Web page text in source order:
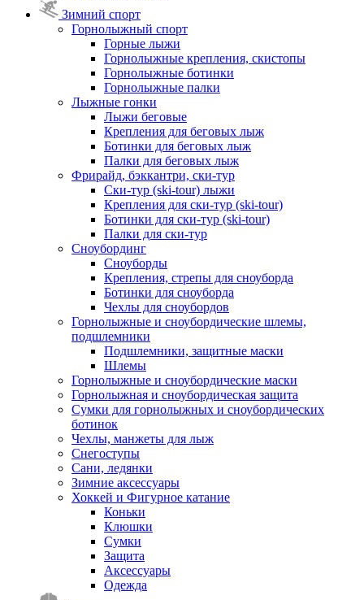
Зимний спорт
Горнолыжный спорт
Горные лыжи
Горнолыжные крепления, скистопы
Горнолыжные ботинки
Горнолыжные палки
Лыжные гонки
Лыжи беговые
Крепления для беговых лыж
Ботинки для беговых лыж
Палки для беговых лыж
Фрирайд, бэккантри, ски-тур
Ски-тур (ski-tour) лыжи
Крепления для ски-тур (ski-tour)
Ботинки для ски-тур (ski-tour)
Палки для ски-тур
Сноубординг
Сноуборды
Крепления, стрепы для сноуборда
Ботинки для сноуборда
Чехлы для сноубордов
Горнолыжные и сноубордические шлемы,
подшлемники
Подшлемники, защитные маски
Шлемы
Горнолыжные и сноубордические маски
Горнолыжная и сноубордическая защита
Сумки для горнолыжных и сноубордических
ботинок
Чехлы, манжеты для лыж
Снегоступы
Сани, ледянки
Зимние аксессуары
Хоккей и Фигурное катание
Коньки
Клюшки
Сумки
Защита
Аксессуары
Одежда